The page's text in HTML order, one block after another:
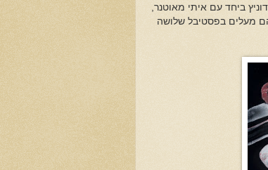
ביחד עם איתי מאוטנר,
מעלים בפסטיבל שלושה